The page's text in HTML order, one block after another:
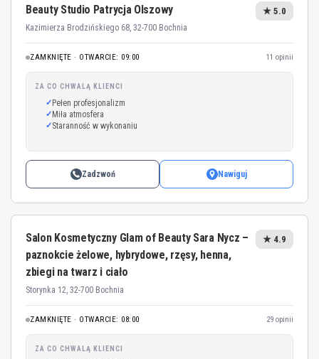
Beauty Studio Patrycja Olszowy
Kazimierza Brodzińskiego 68, 32-700 Bochnia
★ 5.0
ZAMKNIĘTE · OTWARCIE: 09:00 11 opinii
ZA CO CHWALĄ KLIENCI
Pełen profesjonalizm
Miła atmosfera
Staranność w wykonaniu
Zadzwoń Nawiguj
Salon Kosmetyczny Glam of Beauty Sara Nycz –
paznokcie żelowe, hybrydowe, rzęsy, henna,
zbiegi na twarz i ciało
Storynka 12, 32-700 Bochnia
★ 4.9
ZAMKNIĘTE · OTWARCIE: 08:00 29 opinii
ZA CO CHWALĄ KLIENCI